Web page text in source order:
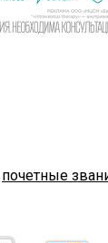
почетные